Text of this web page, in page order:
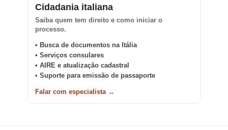
Cidadania italiana
Saiba quem tem direito e como iniciar o
processo.
• Busca de documentos na Itália
• Serviços consulares
• AIRE e atualização cadastral
• Suporte para emissão de passaporte
Falar com especialista →